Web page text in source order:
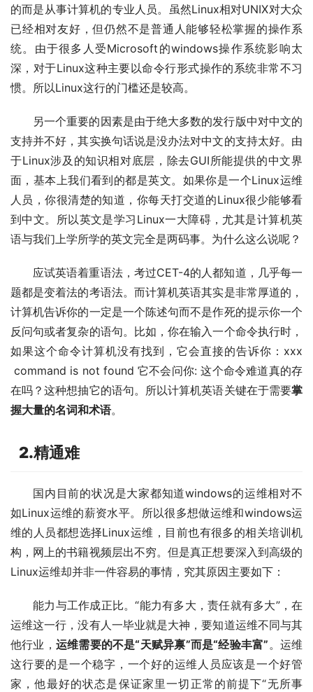
的而是从事计算机的专业人员。虽然Linux相对UNIX对大众
已经相对友好，但仍然不是普通人能够轻松掌握的操作系
统。由于很多人受Microsoft的windows操作系统影响太
深，对于Linux这种主要以命令行形式操作的系统非常不习
惯。所以Linux这行的门槛还是较高。
另一个重要的因素是由于绝大多数的发行版中对中文的
支持并不好，其实换句话说是没办法对中文的支持太好。由
于Linux涉及的知识相对底层，除去GUI所能提供的中文界
面，基本上我们看到的都是英文。如果你是一个Linux运维
人员，你很清楚的知道，你每天打交道的Linux很少能够看
到中文。所以英文是学习Linux一大障碍，尤其是计算机英
语与我们上学所学的英文完全是两码事。为什么这么说呢？
应试英语着重语法，考过CET-4的人都知道，几乎每一
题都是变着法的考语法。而计算机英语其实是非常厚道的，
计算机告诉你的一定是一个陈述句而不是作死的提示你一个
反问句或者复杂的语句。比如，你在输入一个命令执行时，
如果这个命令计算机没有找到，它会直接的告诉你：xxx
command is not found 它不会问你: 这个命令难道真的存
在吗？这种想抽它的语句。所以计算机英语关键在于需要掌
握大量的名词和术语。
2.精通难
国内目前的状况是大家都知道windows的运维相对不
如Linux运维的薪资水平。所以很多想做运维和windows运
维的人员都想选择Linux运维，目前也有很多的相关培训机
构，网上的书籍视频层出不穷。但是真正想要深入到高级的
Linux运维却并非一件容易的事情，究其原因主要如下：
能力与工作成正比。“能力有多大，责任就有多大”，在
运维这一行，没有人一毕业就是大神，要知道运维不同与其
他行业， 运维需要的不是“天赋异禀”而是“经验丰富”。运维
这行要的是一个稳字，一个好的运维人员应该是一个好管
家，他最好的状态是保证家里一切正常的前提下“无所事